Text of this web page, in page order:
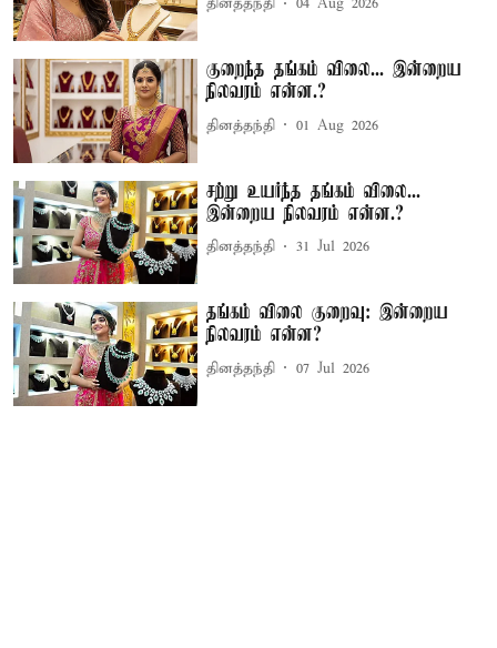
தினத்தந்தி 04 Aug 2026
குறைந்த தங்கம் விலை... இன்றைய
நிலவரம் என்ன.?
தினத்தந்தி 01 Aug 2026
சற்று உயர்ந்த தங்கம் விலை...
இன்றைய நிலவரம் என்ன.?
தினத்தந்தி 31 Jul 2026
தங்கம் விலை குறைவு: இன்றைய
நிலவரம் என்ன?
தினத்தந்தி 07 Jul 2026